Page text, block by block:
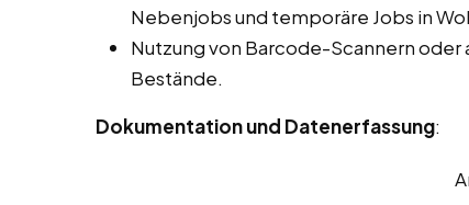
Nebenjobs und temporäre Jobs in
Nutzung von Barcode-Scannern oder
Bestände.
Dokumentation und Datenerfassung: